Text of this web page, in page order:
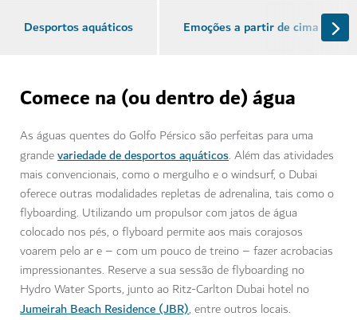
Desportos aquáticos Emoções a partir de cima
Comece na (ou dentro de) água
As águas quentes do Golfo Pérsico são perfeitas para uma
grandevariedade de desportos aquáticos. Além das atividades
mais convencionais, como o mergulho e o windsurf, o Dubai
oferece outras modalidades repletas de adrenalina, tais como o
flyboarding. Utilizando um propulsor com jatos de água
colocado nos pés, o flyboard permite aos mais corajosos
voarem pelo ar e – com um pouco de treino – fazer acrobacias
impressionantes. Reserve a sua sessão de flyboarding no
Hydro Water Sports, junto ao Ritz-Carlton Dubai hotel no
Jumeirah Beach Residence (JBR), entre outros locais.